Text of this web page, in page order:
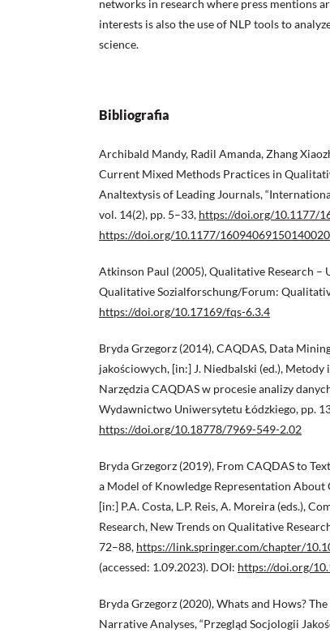
networks in research where press mentions
interests is also the use of NLP tools to
science.
Bibliografia
Archibald Mandy, Radil Amanda, Zhang
Current Mixed Methods Practices in
Analtextysis of Leading Journals,
vol. 14(2), pp. 5–33, https://doi.org/10.1177/
https://doi.org/10.1177/
Atkinson Paul (2005), Qualitative Research –
Qualitative Sozialforschung/Forum:
https://doi.org/10.17169/fqs-6.3.4
Bryda Grzegorz (2014), CAQDAS, Data
jakościowych, [in:] J. Niedbalski (ed.),
Narzędzia CAQDAS w procesie analizy
Wydawnictwo Uniwersytetu Łódzkiego, pp.
https://doi.org/10.18778/7969-549-2.02
Bryda Grzegorz (2019), From CAQDAS to
a Model of Knowledge Representation About
[in:] P.A. Costa, L.P. Reis, A. Moreira (eds.),
Research, New Trends on Qualitative
72–88, https://link.springer.com/chapter/
(accessed: 1.09.2023). DOI: https://doi.org/
Bryda Grzegorz (2020), Whats and Hows?
Narrative Analyses, “Przegląd Socjologii